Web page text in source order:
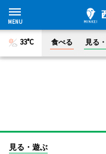
33°C 食べる 見る
見る・遊ぶ